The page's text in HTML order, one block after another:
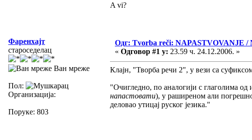
A vi?
Фаренхајт
староседелац
Ван мреже
Пол:
Организација:
Поруке: 803
Одг: Tvorba reči: NAPASTVOVANJE /
« Одговор #1 у: 23.59 ч. 24.12.2006. »
Клајн, "Творба речи 2", у вези са
"Очигледно, по аналогији с глаголима од
напастовати), у раширеном али
деловао утицај руског језика."